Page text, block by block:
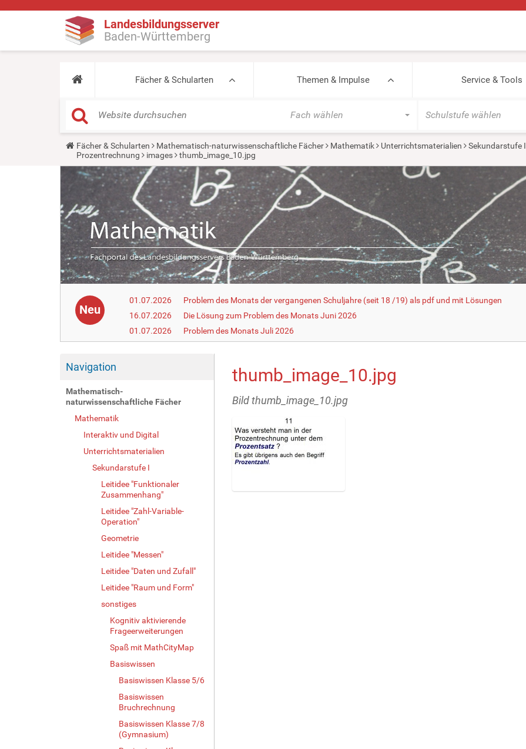
Landesbildungsserver
Baden-Württemberg
Fächer & Schularten Themen & Impulse Service & Tools
Fach wählen Schulstufe wählen
Y
u
e
r
e
:
Fächer & Schularten Mathematisch-naturwissenschaftliche Fächer Mathematik Unterrichtsmaterialien Sekundarstufe I
Prozentrechnung
images thumb_image_10.jpg
Neu
01.07.2026
Problem des Monats der vergangenen Schuljahre (seit 18 /19) als pdf und mit Lösungen
16.07.2026
Die Lösung zum Problem des Monats Juni 2026
01.07.2026
Problem des Monats Juli 2026
Navigation
Mathematisch-
naturwissenschaftliche Fächer
Mathematik
Interaktiv und Digital
Unterrichtsmaterialien
Sekundarstufe I
Leitidee "Funktionaler
Zusammenhang"
Leitidee "Zahl-Variable-
Operation"
Geometrie
Leitidee "Messen"
Leitidee "Daten und Zufall"
Leitidee "Raum und Form"
sonstiges
Kognitiv aktivierende
Frageerweiterungen
Spaß mit MathCityMap
Basiswissen
Basiswissen Klasse 5/6
Basiswissen
Bruchrechnung
Basiswissen Klasse 7/8
(Gymnasium)
thumb_image_10.jpg
Bild thumb_image_10.jpg